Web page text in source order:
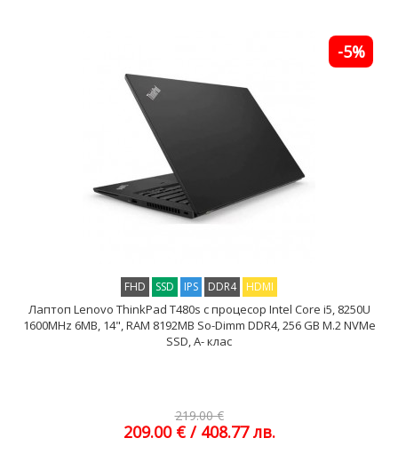
FHD SSD IPS DDR4 HDMI
Лаптоп Lenovo ThinkPad T480s с процесор Intel Core i5, 8250U
1600MHz 6MB, 14", RAM 8192MB So-Dimm DDR4, 256 GB M.2 NVMe
SSD, A- клас
219.00 €
209.00 € / 408.77 лв.
-5%